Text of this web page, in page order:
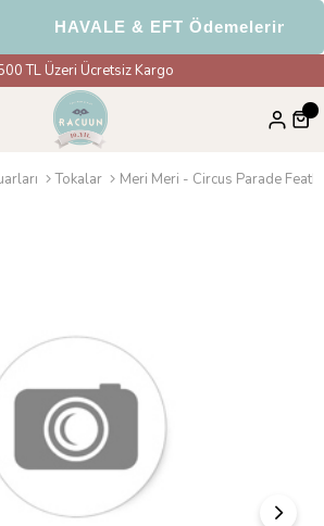
HAVALE & EFT Ödemelerinde
TL Üzeri Ücretsiz Kargo
Tokalar Meri Meri - Circus Parade